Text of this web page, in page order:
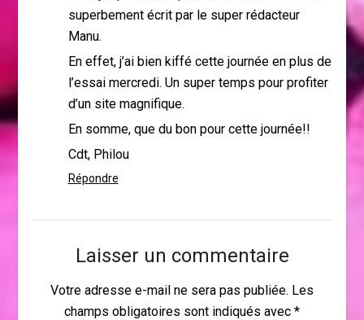
superbement écrit par le super rédacteur
Manu.
En effet, j’ai bien kiffé cette journée en plus de
l’essai mercredi. Un super temps pour profiter
d’un site magnifique.
En somme, que du bon pour cette journée!!
Cdt, Philou
Répondre
Laisser un commentaire
Votre adresse e-mail ne sera pas publiée. Les
champs obligatoires sont indiqués avec *